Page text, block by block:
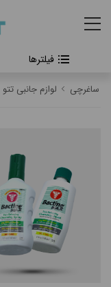
#بدون دسته بندی
#پن شارژی CHEYENNE
#پن شارژی FK IRONS
#پن شارژی HEX
ساغرچی لوازم جانبی تتو
فیلترها